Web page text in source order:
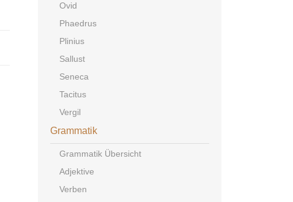
Ovid
Phaedrus
Plinius
Sallust
Seneca
Tacitus
Vergil
Grammatik
Grammatik Übersicht
Adjektive
Verben